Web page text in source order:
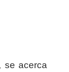
se acerca